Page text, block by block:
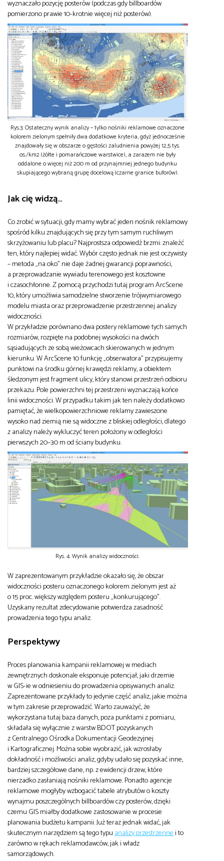
wyznaczało pozycję posterów (podczas gdy billboardów
pomierzono prawie 10-krotnie więcej niż posterów).
Rys.3. Ostateczny wynik analizy – tylko nośniki reklamowe oznaczone
kolorem zielonym spełniły dwa dodatkowe kryteria, gdyż jednocześnie
znajdowały się w obszarze o gęstości zaludnienia powyżej 12,5 tys.
os./km2 (żółte i pomarańczowe warstwice), a zarazem nie były
oddalone o więcej niż 200 m od przynajmniej jednego budynku
skupiającego wybraną grupę docelową (czarne granice buforów).
Jak cię widzą…
Co zrobić w sytuacji, gdy mamy wybrać jeden nośnik reklamowy
spośród kilku znajdujących się przy tym samym ruchliwym
skrzyżowaniu lub placu? Najprostsza odpowiedź brzmi: znaleźć
ten, który najlepiej widać. Wybór często jednak nie jest oczywisty
– metoda „na oko” nie daje żadnej gwarancji poprawności,
a przeprowadzanie wywiadu terenowego jest kosztowne
i czasochłonne. Z pomocą przychodzi tutaj program ArcScene
10, który umożliwia samodzielne stworzenie trójwymiarowego
modelu miasta oraz przeprowadzenie przestrzennej analizy
widoczności.
W przykładzie porównano dwa postery reklamowe tych samych
rozmiarów, rozpięte na podobnej wysokości na dwóch
sąsiadujących ze sobą wieżowcach skierowanych w jednym
kierunku. W ArcScene 10 funkcję „obserwatora” przypisujemy
punktowi na środku górnej krawędzi reklamy, a obiektem
śledzonym jest fragment ulicy, który stanowi przestrzeń odbioru
przekazu. Pole powierzchni tej przestrzeni wyznaczają końce
linii widoczności. W przypadku takim jak ten należy dodatkowo
pamiętać, że wielkopowierzchniowe reklamy zawieszone
wysoko nad ziemią nie są widoczne z bliskiej odległości, dlatego
z analizy należy wykluczyć teren położony w odległości
pierwszych 20–30 m od ściany budynku.
Rys. 4. Wynik analizy widoczności.
W zaprezentowanym przykładzie okazało się, że obszar
widoczności posteru oznaczonego kolorem zielonym jest aż
o 15 proc. większy względem posteru „konkurującego”.
Uzyskany rezultat zdecydowanie potwierdza zasadność
prowadzenia tego typu analiz.
Perspektywy
Proces planowania kampanii reklamowej w mediach
zewnętrznych doskonale eksponuje potencjał, jaki drzemie
w GIS-ie w odniesieniu do prowadzenia opisywanych analiz.
Zaprezentowane przykłady to jedynie część analiz, jakie można
w tym zakresie przeprowadzić. Warto zauważyć, że
wykorzystana tutaj baza danych, poza punktami z pomiaru,
składała się wyłącznie z warstw BDOT pozyskanych
z Centralnego Ośrodka Dokumentacji Geodezyjnej
i Kartograficznej. Można sobie wyobrazić, jak wzrosłaby
dokładność i możliwości analiz, gdyby udało się pozyskać inne,
bardziej szczegółowe dane, np. z ewidencji drzew, które
nierzadko zasłaniają nośniki reklamowe. Ponadto agencje
reklamowe mogłyby wzbogacić tabele atrybutów o koszty
wynajmu poszczególnych billboardów czy posterów, dzięki
czemu GIS miałby dodatkowe zastosowanie w procesie
planowania budżetu kampanii. Już teraz jednak widać, jak
skutecznym narzędziem są tego typuanalizy przestrzennei to
zarówno w rękach reklamodawców, jak i władz
samorządowych.